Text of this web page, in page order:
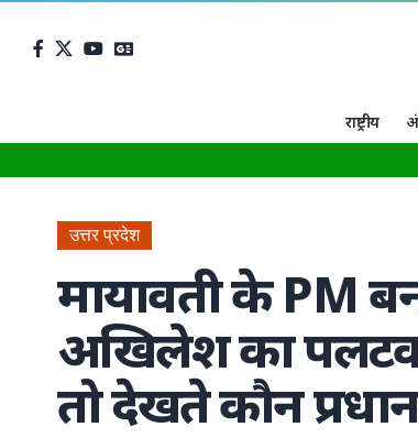
राष्ट्रीय
उत्तर प्रदेश
मायावती के PM
अखिलेश का
तो देखते कौन